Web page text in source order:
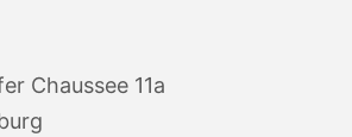
Chaussee 11a